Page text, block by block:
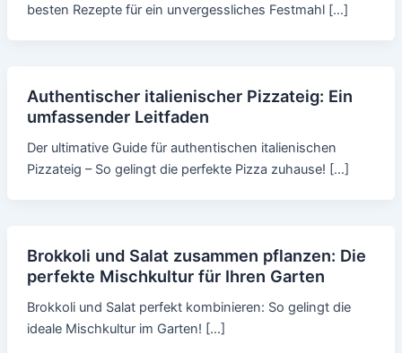
besten Rezepte für ein unvergessliches Festmahl […]
Authentischer italienischer Pizzateig: Ein
umfassender Leitfaden
Der ultimative Guide für authentischen italienischen
Pizzateig – So gelingt die perfekte Pizza zuhause! […]
Brokkoli und Salat zusammen pflanzen: Die
perfekte Mischkultur für Ihren Garten
Brokkoli und Salat perfekt kombinieren: So gelingt die
ideale Mischkultur im Garten! […]